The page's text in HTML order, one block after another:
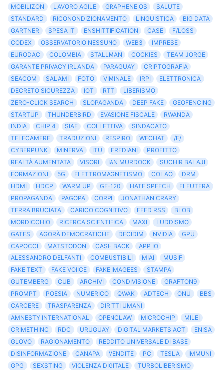
MOBILIZON
LAVORO AGILE GRAPHENE OS
SALUTE
STANDARD
RICONONDIZIONAMENTO LINGUISTICA
BIG DATA
GARTNER
SPESA IT ENSHITTIFICATION CASE
F/LOSS
CODEX
OSSERVATORIO NESSUNO WEB3
IMPRESE
EURODAC
COLOMBIA STALLMAN COCKIES
TEAM JORGE
GARANTE PRIVACY IRLANDA
PARAGUAY
CRIPTOGRAFIA
SEACOM
SALAMI FOTO VIMINALE IRPI
ELETTRONICA
DECRETO SICUREZZA
IOT RTT
LIBERISMO
ZERO-CLICK SEARCH
SLOPAGANDA DEEP FAKE
GEOFENCING
STARTUP
THUNDERBIRD EVASIONE FISCALE
RWANDA
INDIA
CHIP 4 SIAE COLLETTIVA
SINDACATO
TELECAMERE
TRADUZIONI RESPIRO WECHAT
/E/
CYBERPUNK
MINERVA ITU FREDIANI
PROFITTO
REALTÀ AUMENTATA
VISORI IAN MURDOCK
SUCHIR BALAJI
FORMAZIONI
5G ELETTROMAGNETISMO COLAO
DRM
HDMI
HDCP WARM UP GE-120 HATE SPEECH
ELEUTERA
PROPAGANDA
PAGOPA CORPI
JONATHAN CRARY
TERRA BRUCIATA
CARICO COGNITIVO FEED RSS
BLOB
MORDICCHIO
RICERCA SCIENTIFICA MAXI
LUDDISMO
GATES
AGORÀ DEMOCRATICHE DECIDIM NVIDIA
GPU
CAPOCCI
MATSTODON CASH BACK
APP IO
ALESSANDRO DELFANTI
COMBUSTIBILI MIAI
MUSIF
FAKE TEXT
FAKE VOIICE FAKE IMAGEES
STAMPA
GUTEMBERG
CUB ARCHIVI CONDIVISIONE
GRAFTON9
PROMPT
POESIA NUMERICO QWAK ADTECH ONU
BBS
CARCERE
TRASPARENZA
DIRITTI UMANI
AMNESTY INTERNATIONAL
OPENCLAW MICROCHIP
MILEI
CRIMETHINC
RDC URUGUAY DIGITAL MARKETS ACT
ENISA
GLOVO
RAGIONAMENTO
REDDITO UNIVERSALE DI BASE
DISINFORMAZIONE
CANAPA VENDITE PC TESLA
IMMUNI
GPG
SEXSTING VIOLENZA DIGITALE
TURBOLIBERISMO